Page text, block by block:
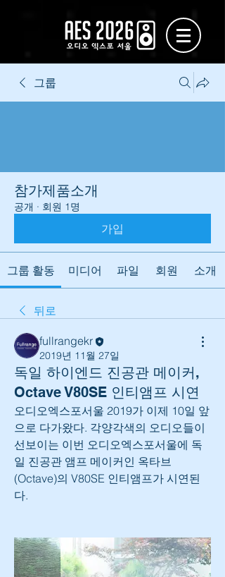
그룹
참가제품소개
공개 · 회원 1명
가입
그룹 활동 미디어 파일 회원 소개
뒤로
fullrangekr
2019년 11월 27일
독일 하이엔드 진공관 메이커,
Octave V80SE 인티앰프 시연
오디오엑스포서울 2019가 이제 10일 앞
으로 다가왔다. 각양각색의 오디오들이
선보이는 이번 오디오엑스포서울에 독
일 진공관 앰프 메이커인 옥타브
(Octave)의 V80SE 인티앰프가 시연된
다.